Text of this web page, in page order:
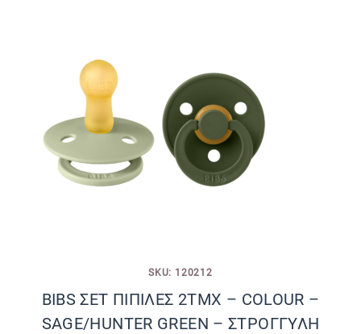
SKU: 120212
BIBS ΣΕΤ ΠΙΠΙΛΕΣ 2ΤΜΧ – COLOUR –
SAGE/HUNTER GREEN – ΣΤΡΟΓΓΥΛΗ